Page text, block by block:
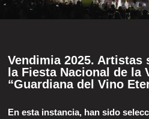
Vendimia 2025. Artistas
la Fiesta Nacional de la
“Guardiana del Vino
En esta instancia, han sido